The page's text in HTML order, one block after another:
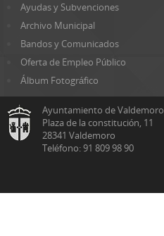
Ayudas y Subvenciones
Archivo Municipal
Bandos y Comunicados
Oferta de Empleo Público
Álbum Fotográfico
Ayuntamiento de Valdemoro
Plaza de la constitución, 11
28341 Valdemoro
Teléfono: 91 809 98 90